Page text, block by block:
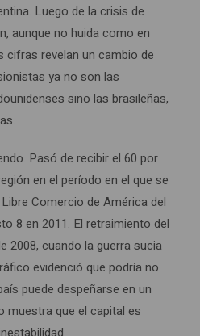
Luego de la crisis de
aunque no huida como en
cifras revelan un cambio de
ya no son las
sino las brasileñas,
Pasó de recibir el 60 por
en el período en el que se
Comercio de América del
8 en 2011. El retraimiento del
2008, cuando la guerra sucia
evidenció que podría no
puede despeñarse en un
muestra que el capital es